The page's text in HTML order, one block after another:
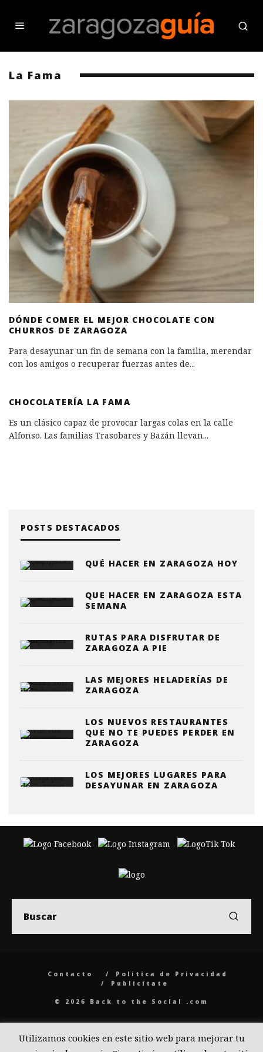
La Fama
DÓNDE COMER EL MEJOR CHOCOLATE CON
CHURROS DE ZARAGOZA
Para desayunar un fin de semana con la familia, merendar
con los amigos o recuperar fuerzas antes de...
CHOCOLATERÍA LA FAMA
Es un clásico capaz de provocar largas colas en la calle
Alfonso. Las familias Trasobares y Bazán llevan...
POSTS DESTACADOS
QUÉ HACER EN ZARAGOZA HOY
QUE HACER EN ZARAGOZA ESTA
SEMANA
RUTAS PARA DISFRUTAR DE
ZARAGOZA A PIE
LAS MEJORES HELADERÍAS DE
ZARAGOZA
LOS NUEVOS RESTAURANTES
QUE NO TE PUEDES PERDER EN
ZARAGOZA
LOS MEJORES LUGARES PARA
DESAYUNAR EN ZARAGOZA
Contacto
Politica de Privacidad
Publicítate
© 2026 Back to the Social .com
Utilizamos cookies en este sitio web para mejorar tu